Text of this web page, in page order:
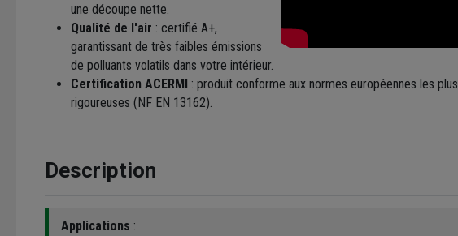
une découpe nette.
Qualité de l'air : certifié A+,
garantissant de très faibles émissions
de polluants volatils dans votre intérieur.
Certification ACERMI : produit conforme aux normes européennes les plus
rigoureuses (NF EN 13162).
Description
Applications :